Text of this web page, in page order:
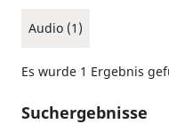
Audio (1)
Es wurde 1 Ergebnis
Suchergebnisse